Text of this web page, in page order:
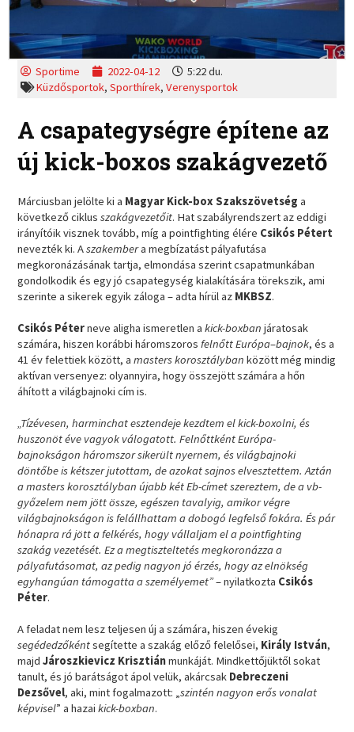
Sportime 2022-04-12
5:22 du.
Küzdősportok,Sporthírek,Verenysportok
A csapategységre építene az
új kick-boxos szakágvezető
Márciusban jelölte ki a Magyar Kick-box Szakszövetség a
következő ciklusszakágvezetőit. Hat szabályrendszert az eddigi
irányítóik visznek tovább, míg a pointfighting élére Csikós Pétert
nevezték ki. Aszakembera megbízatást pályafutása
megkoronázásának tartja, elmondása szerint csapatmunkában
gondolkodik és egy jó csapategység kialakítására törekszik, ami
szerinte a sikerek egyik záloga – adta hírül az MKBSZ.
Csikós Péterneve aligha ismeretlen akick-boxban járatosak
számára, hiszen korábbi háromszorosfelnőtt Európa–bajnok, és a
41 év felettiek között, amasters korosztályban között még mindig
aktívan versenyez: olyannyira, hogy összejött számára a hőn
áhított a világbajnoki cím is.
„Tízévesen, harminchat esztendeje kezdtem el kick-boxolni, és
huszonöt éve vagyok válogatott. Felnőttként Európa-
bajnokságon háromszor sikerült nyernem, és világbajnoki
döntőbe is kétszer jutottam, de azokat sajnos elvesztettem. Aztán
a masters korosztályban újabb két Eb-címet szereztem, de a vb-
győzelem nem jött össze, egészen tavalyig, amikor végre
világbajnokságon is felállhattam a dobogó legfelső fokára. És pár
hónapra rá jött a felkérés, hogy vállaljam el a pointfighting
szakág vezetését. Ez a megtiszteltetés megkoronázza a
pályafutásomat, az pedig nagyon jó érzés, hogy az elnökség
egyhangúan támogatta a személyemet”– nyilatkozta Csikós
Péter.
A feladat nem lesz teljesen új a számára, hiszen évekig
segédedzőkéntsegítette a szakág előző felelősei, Király István,
majdJároszkievicz Krisztiánmunkáját. Mindkettőjüktől sokat
tanult, és jó barátságot ápol velük, akárcsak Debreczeni
Dezsővel, aki, mint fogalmazott: „szintén nagyon erős vonalat
képvisel” a hazaikick-boxban.